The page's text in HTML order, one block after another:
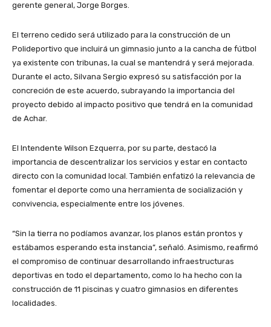
gerente general, Jorge Borges.
El terreno cedido será utilizado para la construcción de un
Polideportivo que incluirá un gimnasio junto a la cancha de fútbol
ya existente con tribunas, la cual se mantendrá y será mejorada.
Durante el acto, Silvana Sergio expresó su satisfacción por la
concreción de este acuerdo, subrayando la importancia del
proyecto debido al impacto positivo que tendrá en la comunidad
de Achar.
El Intendente Wilson Ezquerra, por su parte, destacó la
importancia de descentralizar los servicios y estar en contacto
directo con la comunidad local. También enfatizó la relevancia de
fomentar el deporte como una herramienta de socialización y
convivencia, especialmente entre los jóvenes.
“Sin la tierra no podíamos avanzar, los planos están prontos y
estábamos esperando esta instancia”, señaló. Asimismo, reafirmó
el compromiso de continuar desarrollando infraestructuras
deportivas en todo el departamento, como lo ha hecho con la
construcción de 11 piscinas y cuatro gimnasios en diferentes
localidades.